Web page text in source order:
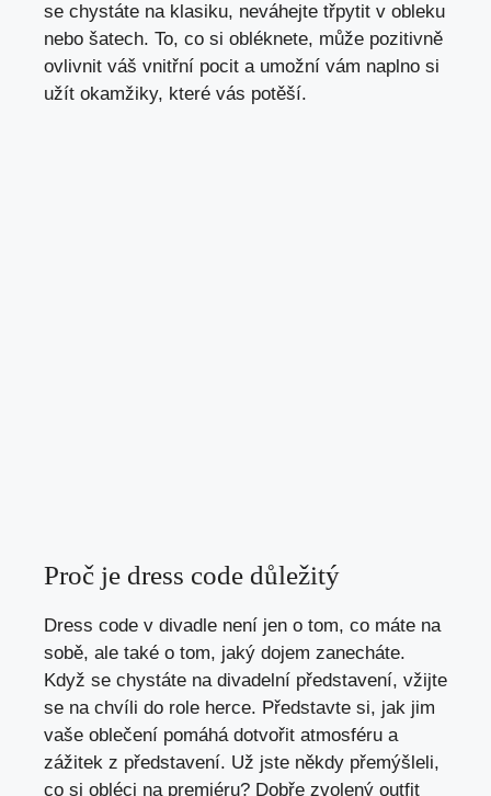
se chystáte‌ na klasiku, neváhejte třpytit v​ obleku
nebo šatech. To, co si obléknete,⁤ může pozitivně
ovlivnit váš ⁢vnitřní ​pocit a umožní vám naplno​ si
užít okamžiky, které vás potěší.
Proč je ​dress code důležitý
Dress code v divadle není jen o tom, co máte ⁣na
sobě, ale také o tom, jaký dojem zanecháte.
⁤Když se chystáte na divadelní⁢ představení, vžijte​
se na ‍chvíli do role herce. Představte si, jak ⁣jim
vaše‍ oblečení pomáhá⁤ dotvořit atmosféru‌ a
zážitek⁢ z ⁢představení. Už jste někdy přemýšleli,
co si obléci na premiéru? Dobře zvolený outfit